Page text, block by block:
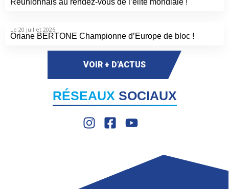
Réunionnais au rendez-vous de l’élite mondiale !
Le 20 juillet 2026
Oriane BERTONE Championne d’Europe de bloc !
VOIR + D'ACTUS
RÉSEAUX SOCIAUX
COMPÉTITION